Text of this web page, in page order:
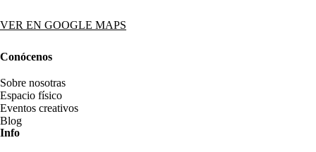
VER EN GOOGLE MAPS
Conócenos
Sobre nosotras
Espacio físico
Eventos creativos
Blog
Info